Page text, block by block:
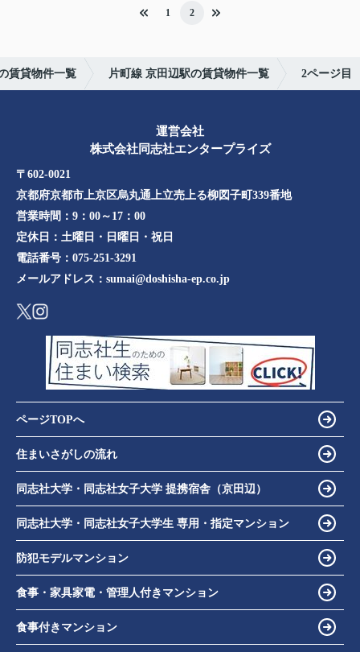
1 2
賃貸物件一覧 片町線 京田辺駅の賃貸物件一覧 2ページ目
運営会社
株式会社同志社エンタープライズ
〒602-0021
京都府京都市上京区烏丸通上立売上る柳図子町339番地​​
営業時間： 9：00～17：00
定休日： 土曜日・日曜日・祝日
電話番号： 075-251-3291
メールアドレス： sumai@doshisha-ep.co.jp
ページTOPへ
住まいさがしの流れ
同志社大学・同志社女子大学 提携宿舎（京田辺）
同志社大学・同志社女子大学生 専用・指定マンション
防犯モデルマンション
食事・家具家電・管理人付きマンション
食事付きマンション